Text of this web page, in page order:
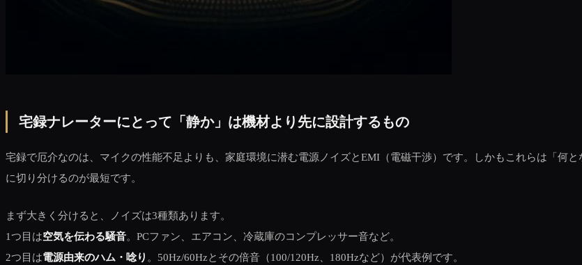
宅録ナレーターにとって「静か」は機材より先に設計するもの
宅録で厄介なのは、マイクの性能不足よりも、家庭環境に潜む電源ノイズとEMI（電磁干渉）です。しかもこれらは「何
に切り分けるのが最短です。
まず大きく分けると、ノイズは3種類あります。
1つ目は空気を伝わる騒音。PCファン、エアコン、冷蔵庫のコンプレッサー音など。
2つ目は電源由来のハム・唸り 。50Hz/60Hzとその倍音（100/120Hz、180Hzなど）が代表例です。